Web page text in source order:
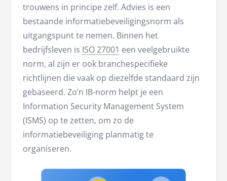
trouwens in principe zelf. Advies is een
bestaande informatiebeveiligingsnorm als
uitgangspunt te nemen. Binnen het
bedrijfsleven is ISO 27001 een veelgebruikte
norm, al zijn er ook branchespecifieke
richtlijnen die vaak op diezelfde standaard zijn
gebaseerd. Zo’n IB-norm helpt je een
Information Security Management System
(ISMS) op te zetten, om zo de
informatiebeveiliging planmatig te
organiseren.